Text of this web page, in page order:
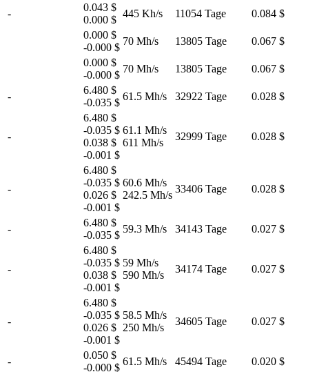
-
0.043 $
0.000 $
445 Kh/s 11054 Tage 0.084 $
0.000 $
-0.000 $
70 Mh/s 13805 Tage 0.067 $
0.000 $
-0.000 $
70 Mh/s 13805 Tage 0.067 $
-
6.480 $
-0.035 $
61.5 Mh/s 32922 Tage 0.028 $
-
6.480 $
-0.035 $
0.038 $
-0.001 $
61.1 Mh/s
611 Mh/s
32999 Tage 0.028 $
-
6.480 $
-0.035 $
0.026 $
-0.001 $
60.6 Mh/s
242.5 Mh/s
33406 Tage 0.028 $
-
6.480 $
-0.035 $
59.3 Mh/s 34143 Tage 0.027 $
-
6.480 $
-0.035 $
0.038 $
-0.001 $
59 Mh/s
590 Mh/s
34174 Tage 0.027 $
-
6.480 $
-0.035 $
0.026 $
-0.001 $
58.5 Mh/s
250 Mh/s
34605 Tage 0.027 $
-
0.050 $
-0.000 $
61.5 Mh/s 45494 Tage 0.020 $